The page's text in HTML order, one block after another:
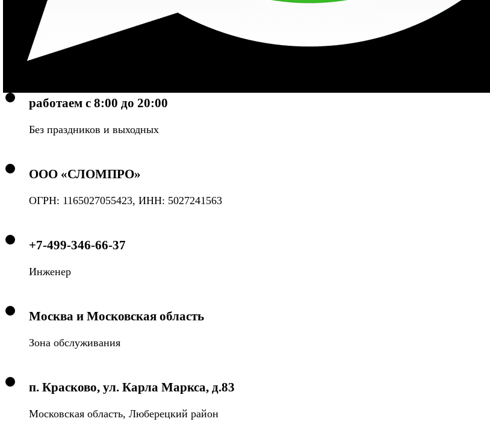
mail@slompro.ru
Электронная почта
работаем с 8:00 до 20:00
Без праздников и выходных
ООО «СЛОМПРО»
ОГРН: 1165027055423, ИНН: 5027241563
+7-499-346-66-37
Инженер
Москва и Московская область
Зона обслуживания
п. Красково, ул. Карла Маркса, д.83
Московская область, Люберецкий район